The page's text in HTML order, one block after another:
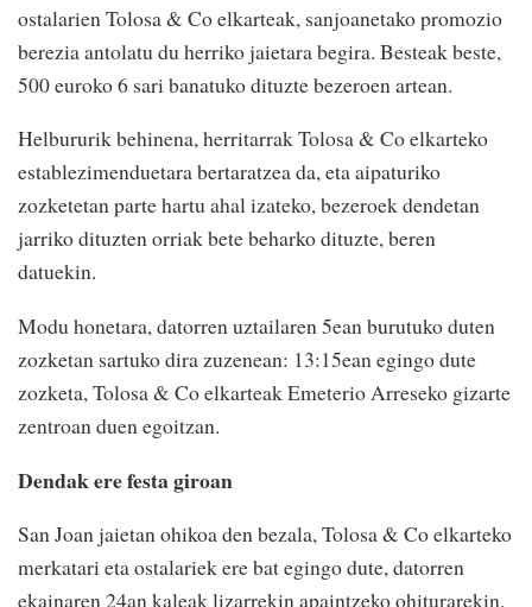
ostalarien Tolosa & Co elkarteak, sanjoanetako promozio
berezia antolatu du herriko jaietara begira. Besteak beste,
500 euroko 6 sari banatuko dituzte bezeroen artean.
Helbururik behinena, herritarrak Tolosa & Co elkarteko
establezimenduetara bertaratzea da, eta aipaturiko
zozketetan parte hartu ahal izateko, bezeroek dendetan
jarriko dituzten orriak bete beharko dituzte, beren
datuekin.
Modu honetara, datorren uztailaren 5ean burutuko duten
zozketan sartuko dira zuzenean: 13:15ean egingo dute
zozketa, Tolosa & Co elkarteak Emeterio Arreseko gizarte
zentroan duen egoitzan.
Dendak ere festa giroan
San Joan jaietan ohikoa den bezala, Tolosa & Co elkarteko
merkatari eta ostalariek ere bat egingo dute, datorren
ekainaren 24an kaleak lizarrekin apaintzeko ohiturarekin.